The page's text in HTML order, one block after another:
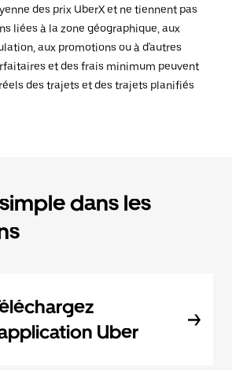
des prix UberX et ne tiennent pas
liées à la zone géographique, aux
aux promotions ou à d'autres
et des frais minimum peuvent
des trajets et des trajets planifiés
dans les
Uber